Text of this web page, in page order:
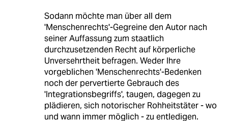
Sodann möchte man über all dem
'Menschenrechts'-Gegreine den Autor nach
seiner Auffassung zum staatlich
durchzusetzenden Recht auf körperliche
Unversehrtheit befragen. Weder Ihre
vorgeblichen 'Menschenrechts'-Bedenken
noch der pervertierte Gebrauch des
'Integrationsbegriffs', taugen, dagegen zu
plädieren, sich notorischer Rohheitstäter - wo
und wann immer möglich - zu entledigen.